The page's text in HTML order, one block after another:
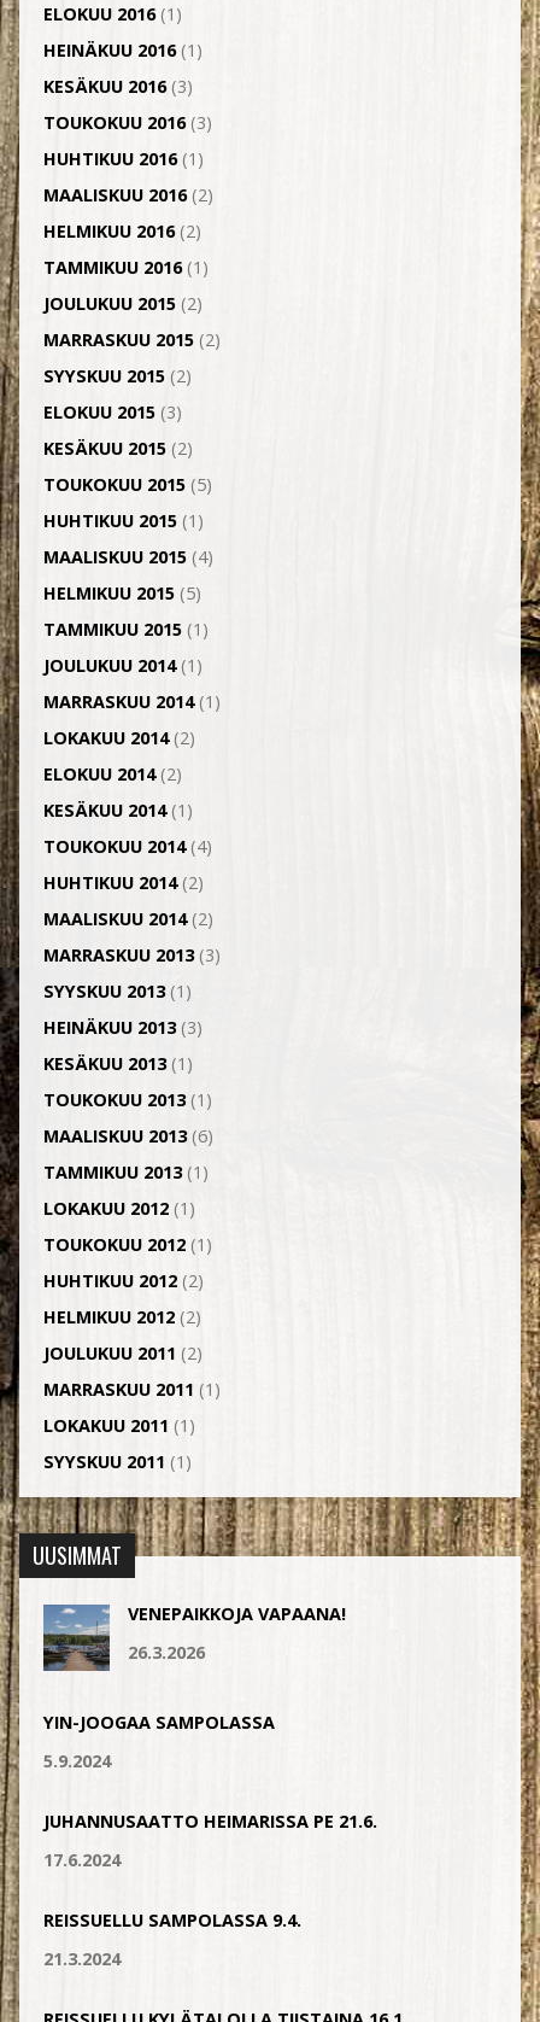
ELOKUU 2016(1)
HEINÄKUU 2016(1)
KESÄKUU 2016(3)
TOUKOKUU 2016(3)
HUHTIKUU 2016(1)
MAALISKUU 2016(2)
HELMIKUU 2016(2)
TAMMIKUU 2016(1)
JOULUKUU 2015(2)
MARRASKUU 2015(2)
SYYSKUU 2015(2)
ELOKUU 2015(3)
KESÄKUU 2015(2)
TOUKOKUU 2015(5)
HUHTIKUU 2015(1)
MAALISKUU 2015(4)
HELMIKUU 2015(5)
TAMMIKUU 2015(1)
JOULUKUU 2014(1)
MARRASKUU 2014(1)
LOKAKUU 2014(2)
ELOKUU 2014(2)
KESÄKUU 2014(1)
TOUKOKUU 2014(4)
HUHTIKUU 2014(2)
MAALISKUU 2014(2)
MARRASKUU 2013(3)
SYYSKUU 2013(1)
HEINÄKUU 2013(3)
KESÄKUU 2013(1)
TOUKOKUU 2013(1)
MAALISKUU 2013(6)
TAMMIKUU 2013(1)
LOKAKUU 2012(1)
TOUKOKUU 2012(1)
HUHTIKUU 2012(2)
HELMIKUU 2012(2)
JOULUKUU 2011 (2)
MARRASKUU 2011 (1)
LOKAKUU 2011 (1)
SYYSKUU 2011 (1)
UUSIMMAT
VENEPAIKKOJA VAPAANA!
26.3.2026
YIN-JOOGAA SAMPOLASSA
5.9.2024
JUHANNUSAATTO HEIMARISSA PE 21.6.
17.6.2024
REISSUELLU SAMPOLASSA 9.4.
21.3.2024